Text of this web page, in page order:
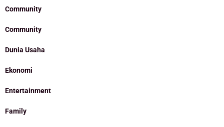
Community
Community
Dunia Usaha
Ekonomi
Entertainment
Family